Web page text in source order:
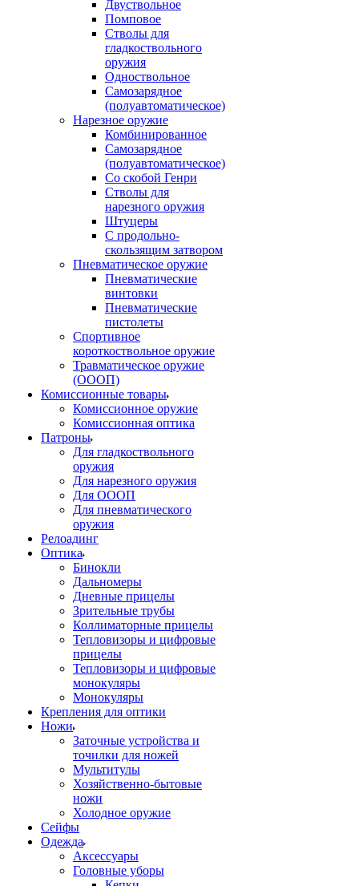
Двуствольное
Помповое
Стволы для
гладкоствольного
оружия
Одноствольное
Самозарядное
(полуавтоматическое)
Нарезное оружие
Комбинированное
Самозарядное
(полуавтоматическое)
Со скобой Генри
Стволы для
нарезного оружия
Штуцеры
С продольно-
скользящим затвором
Пневматическое оружие
Пневматические
винтовки
Пневматические
пистолеты
Спортивное
короткоствольное оружие
Травматическое оружие
(ОООП)
Комиссионные товары
Комиссионное оружие
Комиссионная оптика
Патроны
Для гладкоствольного
оружия
Для нарезного оружия
Для ОООП
Для пневматического
оружия
Релоадинг
Оптика
Бинокли
Дальномеры
Дневные прицелы
Зрительные трубы
Коллиматорные прицелы
Тепловизоры и цифровые
прицелы
Тепловизоры и цифровые
монокуляры
Монокуляры
Крепления для оптики
Ножи
Заточные устройства и
точилки для ножей
Мультитулы
Хозяйственно-бытовые
ножи
Холодное оружие
Сейфы
Одежда
Аксессуары
Головные уборы